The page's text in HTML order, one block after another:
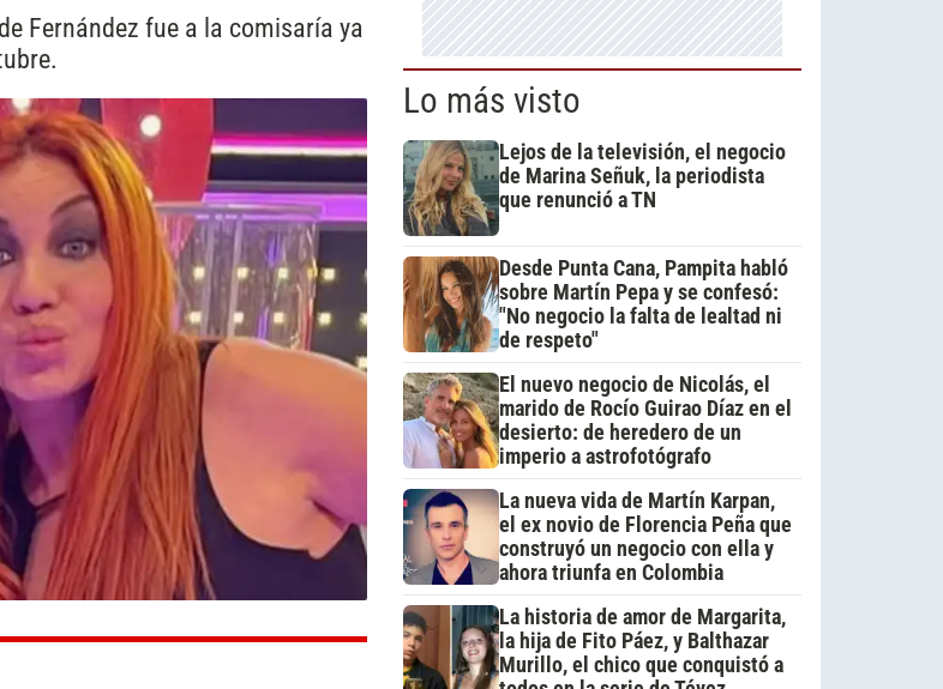
Fernández fue a la comisaría ya
Lo más visto
Lejos de la televisión, el negocio
de Marina Señuk, la periodista
que renunció a TN
Desde Punta Cana, Pampita habló
sobre Martín Pepa y se confesó:
"No negocio la falta de lealtad ni
de respeto"
El nuevo negocio de Nicolás, el
marido de Rocío Guirao Díaz en el
desierto: de heredero de un
imperio a astrofotógrafo
La nueva vida de Martín Karpan,
el ex novio de Florencia Peña que
construyó un negocio con ella y
ahora triunfa en Colombia
La historia de amor de Margarita,
la hija de Fito Páez, y Balthazar
Murillo, el chico que conquistó a